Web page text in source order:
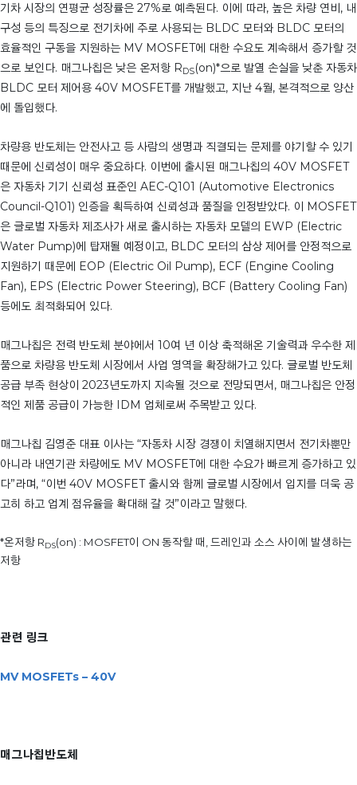
기차 시장의 연평균 성장률은 27%로 예측된다. 이에 따라, 높은 차량 연비, 내
구성 등의 특징으로 전기차에 주로 사용되는 BLDC 모터와 BLDC 모터의
효율적인 구동을 지원하는 MV MOSFET에 대한 수요도 계속해서 증가할 것
으로 보인다. 매그나칩은 낮은 온저항 RDS(on)*으로 발열 손실을 낮춘 자동차
BLDC 모터 제어용 40V MOSFET를 개발했고, 지난 4월, 본격적으로 양산
에 돌입했다.
차량용 반도체는 안전사고 등 사람의 생명과 직결되는 문제를 야기할 수 있기
때문에 신뢰성이 매우 중요하다. 이번에 출시된 매그나칩의 40V MOSFET
은 자동차 기기 신뢰성 표준인 AEC-Q101 (Automotive Electronics
Council-Q101) 인증을 획득하여 신뢰성과 품질을 인정받았다. 이 MOSFET
은 글로벌 자동차 제조사가 새로 출시하는 자동차 모델의 EWP (Electric
Water Pump)에 탑재될 예정이고, BLDC 모터의 삼상 제어를 안정적으로
지원하기 때문에 EOP (Electric Oil Pump), ECF (Engine Cooling
Fan), EPS (Electric Power Steering), BCF (Battery Cooling Fan)
등에도 최적화되어 있다.
매그나칩은 전력 반도체 분야에서 10여 년 이상 축적해온 기술력과 우수한 제
품으로 차량용 반도체 시장에서 사업 영역을 확장해가고 있다. 글로벌 반도체
공급 부족 현상이 2023년도까지 지속될 것으로 전망되면서, 매그나칩은 안정
적인 제품 공급이 가능한 IDM 업체로써 주목받고 있다.
매그나칩 김영준 대표 이사는 “자동차 시장 경쟁이 치열해지면서 전기차뿐만
아니라 내연기관 차량에도 MV MOSFET에 대한 수요가 빠르게 증가하고 있
다”라며, “이번 40V MOSFET 출시와 함께 글로벌 시장에서 입지를 더욱 공
고히 하고 업계 점유율을 확대해 갈 것”이라고 말했다.
*온저항 RDS(on) : MOSFET이 ON 동작할 때, 드레인과 소스 사이에 발생하는
저항
관련 링크
MV MOSFETs – 40V
매그나칩반도체